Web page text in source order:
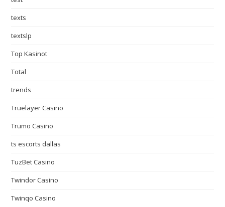
texts
textslp
Top Kasinot
Total
trends
Truelayer Casino
Trumo Casino
ts escorts dallas
TuzBet Casino
Twindor Casino
Twinqo Casino